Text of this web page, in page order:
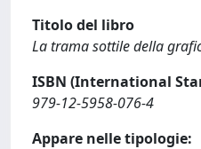
Titolo del libro
La trama sottile della
ISBN (International
979-12-5958-076-4
Appare nelle tipologie: